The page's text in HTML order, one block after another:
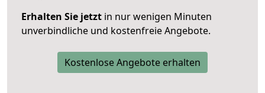
Erhalten Sie jetzt in nur wenigen Minuten
unverbindliche und kostenfreie Angebote.
Kostenlose Angebote erhalten